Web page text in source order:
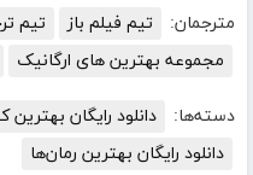
مترجمان: تیم فیلم باز
تیم
مجموعه بهترین های ارگانیک
دسته‌ها:
دانلود رایگان
دانلود رایگان بهترین رمان‌ها